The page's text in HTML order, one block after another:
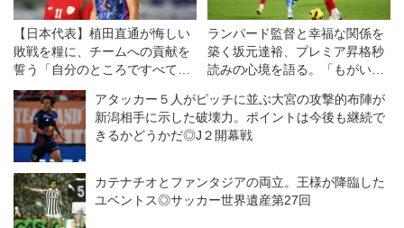
【日本代表】植田直通が悔しい
敗戦を糧に、チームへの貢献を
誓う「自分のところですべて終
わらせる」
ランパード監督と幸福な関係を
築く坂元達裕、プレミア昇格秒
読みの心境を語る。「もがいて
のかが重要になる」【海外】
アタッカー５人がピッチに並ぶ大宮の攻撃的布陣が
新潟相手に示した破壊力。ポイントは今後も継続で
きるかどうかだ◎J２開幕戦
カテナチオとファンタジアの両立。王様が降臨した
ユベントス◎サッカー世界遺産第27回